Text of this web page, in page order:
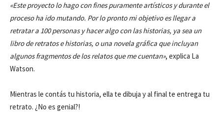
«Este proyecto lo hago con fines puramente artísticos y durante el
proceso ha ido mutando. Por lo pronto mi objetivo es llegar a
retratar a 100 personas y hacer algo con las historias, ya sea un
libro de retratos e historias, o una novela gráfica que incluyan
algunos fragmentos de los relatos que me cuentan», explica La
Watson.
Mientras le contás tu historia, ella te dibuja y al final te entrega tu
retrato. ¿No es genial?!